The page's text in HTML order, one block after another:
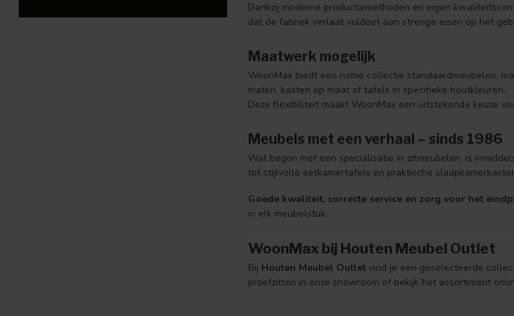
Dankzij moderne productiemethoden en eigen
dat de fabriek verlaat voldoet aan strenge eisen op het
Maatwerk mogelijk
WoonMax biedt een ruime collectie standaardmeubelen,
maten, kasten op maat of tafels in specifieke houtkleuren.
Deze flexibiliteit maakt WoonMax een uitstekende keuze
Meubels met een verhaal – sinds 1986
Wat begon met een specialisatie in zitmeubelen, is
tot stijlvolle eetkamertafels en praktische
Goede kwaliteit, correcte service en zorg voor het
in elk meubelstuk.
WoonMax bij Houten Meubel Outlet
Bij Houten Meubel Outlet vind je een geselecteerde
proefzitten in onze showroom of bekijk het assortiment